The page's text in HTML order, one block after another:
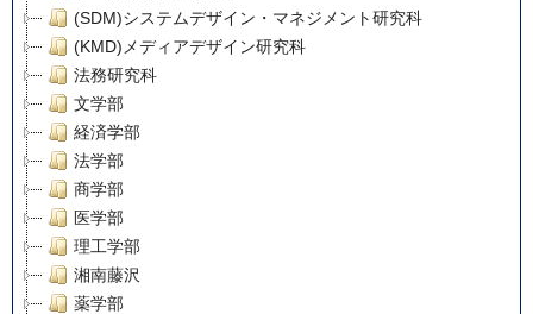
(SDM)システムデザイン・マネジメント研究科
(KMD)メディアデザイン研究科
法務研究科
文学部
経済学部
法学部
商学部
医学部
理工学部
湘南藤沢
薬学部